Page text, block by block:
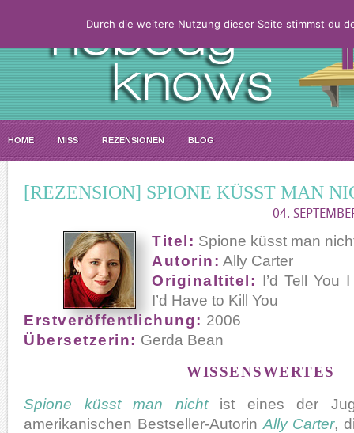
HOME MISS REZENSIONEN BLOG
[REZENSION] SPIONE KÜSST MAN
04.
Titel: Spione küsst man
Autorin: Ally Carter
Originaltitel: I’d Tell You
I’d Have to Kill You
Erstveröffentlichung: 2006
Übersetzerin: Gerda Bean
WISSENSWERTES
Spione küsst man nichtist eines der
amerikanischen Bestseller-Autorin Ally Carter,
Durch die weitere Nutzung dieser Seite stimmst du